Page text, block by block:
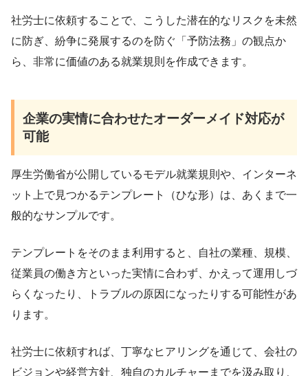
社労士に依頼することで、こうした潜在的なリスクを未然
に防ぎ、紛争に発展するのを防ぐ「予防法務」の観点か
ら、非常に価値のある就業規則を作成できます。
企業の実情に合わせたオーダーメイド対応が
可能
厚生労働省が公開しているモデル就業規則や、インターネ
ット上で見つかるテンプレート（ひな形）は、あくまで一
般的なサンプルです。
テンプレートをそのまま利用すると、自社の業種、規模、
従業員の働き方といった実情に合わず、かえって運用しづ
らくなったり、トラブルの原因になったりする可能性があ
ります。
社労士に依頼すれば、丁寧なヒアリングを通じて、会社の
ビジョンや経営方針、独自のカルチャーまでを汲み取り、